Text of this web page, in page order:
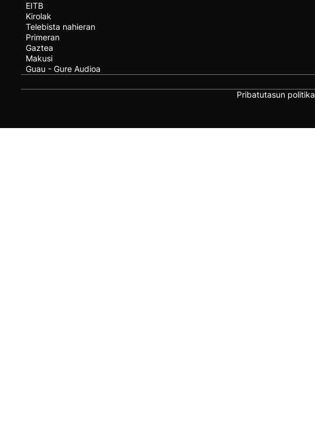
EITB
Kirolak
Telebista nahieran
Primeran
Gaztea
Makusi
Guau - Gure Audioa
Pribatutasun politika